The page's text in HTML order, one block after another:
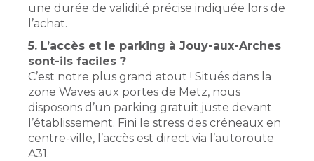
une durée de validité précise indiquée lors de
l’achat.
5. L’accès et le parking à Jouy-aux-Arches
sont-ils faciles ?
C’est notre plus grand atout ! Situés dans la
zone Waves aux portes de Metz, nous
disposons d’un parking gratuit juste devant
l’établissement. Fini le stress des créneaux en
centre-ville, l’accès est direct via l’autoroute
A31.